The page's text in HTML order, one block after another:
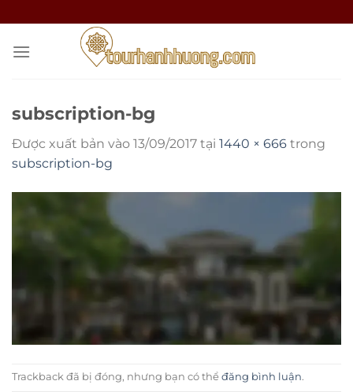
qua
nội
subscription-bg
Được xuất bản vào 13/09/2017 tại 1440 × 666 trong
subscription-bg
Trackback đã bị đóng, nhưng bạn có thể đăng bình luận.